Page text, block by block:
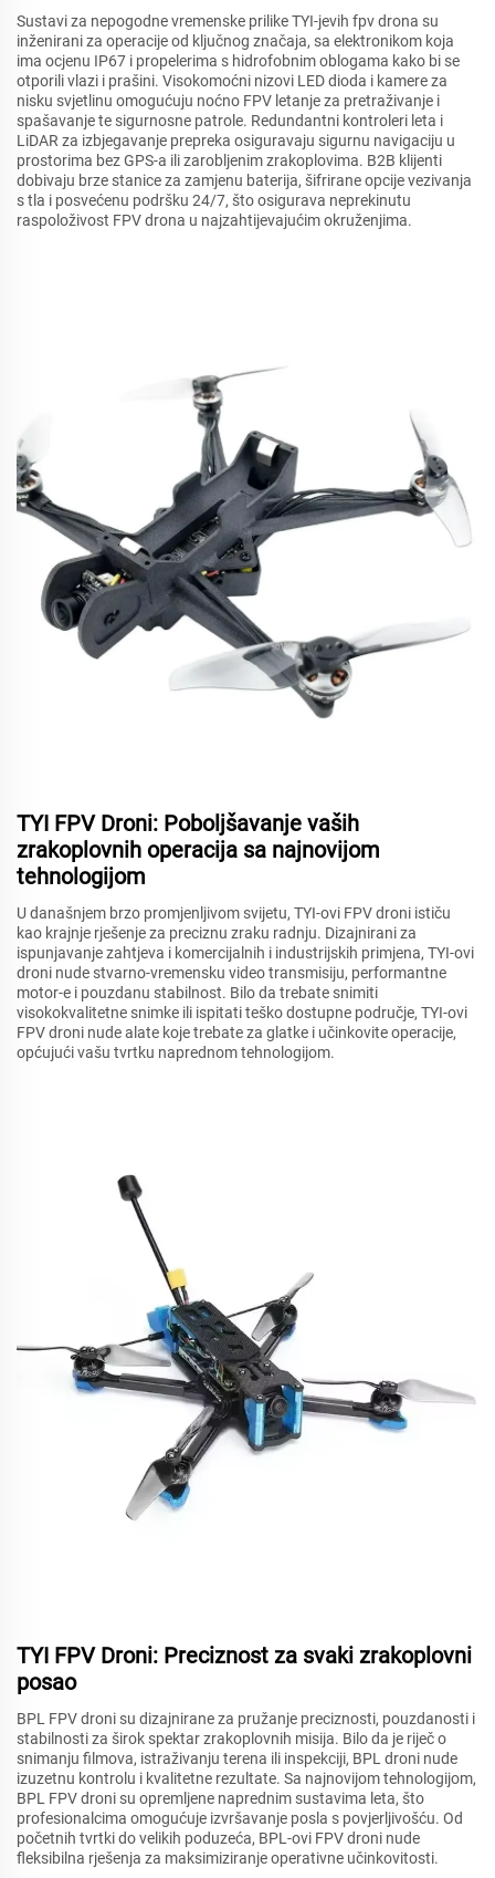
Sustavi za nepogodne vremenske prilike TYI-jevih fpv drona su
inženirani za operacije od ključnog značaja, sa elektronikom koja
ima ocjenu IP67 i propelerima s hidrofobnim oblogama kako bi se
otporili vlazi i prašini. Visokomoćni nizovi LED dioda i kamere za
nisku svjetlinu omogućuju noćno FPV letanje za pretraživanje i
spašavanje te sigurnosne patrole. Redundantni kontroleri leta i
LiDAR za izbjegavanje prepreka osiguravaju sigurnu navigaciju u
prostorima bez GPS-a ili zarobljenim zrakoplovima. B2B klijenti
dobivaju brze stanice za zamjenu baterija, šifrirane opcije vezivanja
s tla i posvećenu podršku 24/7, što osigurava neprekinutu
raspoloživost FPV drona u najzahtijevajućim okruženjima.
TYI FPV Droni: Poboljšavanje vaših
zrakoplovnih operacija sa najnovijom
tehnologijom
U današnjem brzo promjenljivom svijetu, TYI-ovi FPV droni ističu
kao krajnje rješenje za preciznu zraku radnju. Dizajnirani za
ispunjavanje zahtjeva i komercijalnih i industrijskih primjena, TYI-ovi
droni nude stvarno-vremensku video transmisiju, performantne
motor-e i pouzdanu stabilnost. Bilo da trebate snimiti
visokokvalitetne snimke ili ispitati teško dostupne područje, TYI-ovi
FPV droni nude alate koje trebate za glatke i učinkovite operacije,
općujući vašu tvrtku naprednom tehnologijom.
TYI FPV Droni: Preciznost za svaki zrakoplovni
posao
BPL FPV droni su dizajnirane za pružanje preciznosti, pouzdanosti i
stabilnosti za širok spektar zrakoplovnih misija. Bilo da je riječ o
snimanju filmova, istraživanju terena ili inspekciji, BPL droni nude
izuzetnu kontrolu i kvalitetne rezultate. Sa najnovijom tehnologijom,
BPL FPV droni su opremljene naprednim sustavima leta, što
profesionalcima omogućuje izvršavanje posla s povjerljivošću. Od
početnih tvrtki do velikih poduzeća, BPL-ovi FPV droni nude
fleksibilna rješenja za maksimiziranje operativne učinkovitosti.